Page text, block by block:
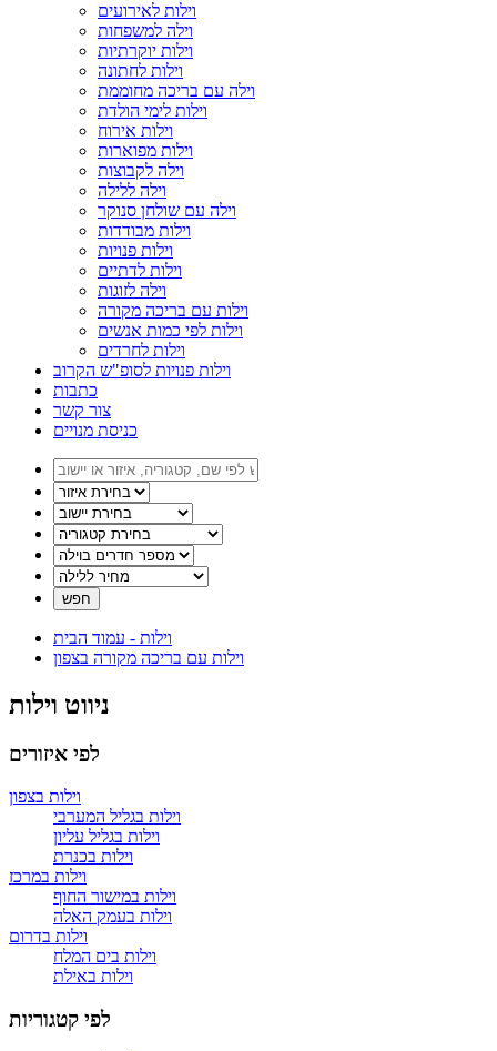
וילות לאירועים
וילה למשפחות
וילות יוקרתיות
וילות לחתונה
וילה עם בריכה מחוממת
וילות לימי הולדת
וילות אירוח
וילות מפוארות
וילה לקבוצות
וילה ללילה
וילה עם שולחן סנוקר
וילות מבודדות
וילות פנויות
וילות לדתיים
וילה לזוגות
וילות עם בריכה מקורה
וילות לפי כמות אנשים
וילות לחרדים
וילות פנויות לסופ"ש הקרוב
כתבות
צור קשר
כניסת מנויים
וילות - עמוד הבית
וילות עם בריכה מקורה בצפון
ניווט וילות
לפי איזורים
וילות בצפון
וילות בגליל המערבי
וילות בגליל עליון
וילות בכנרת
וילות במרכז
וילות במישור החוף
וילות בעמק האלה
וילות בדרום
וילות בים המלח
וילות באילת
לפי קטגוריות